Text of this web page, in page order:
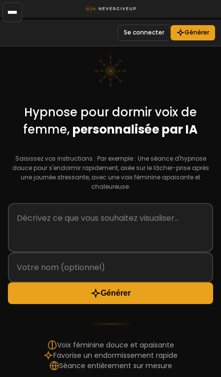
Se connecter Générer
Hypnose pour dormir voix de
femme, personnalisée par IA
Saisissez vos instructions : Par exemple : Une séance d'hypnose
douce pour s'endormir rapidement, axée sur le lâcher-prise après
une journée stressante, avec une voix féminine apaisante et
chaleureuse.
Générer
Voix féminine douce et apaisante
Favorise un endormissement rapide
Séance entièrement sur mesure